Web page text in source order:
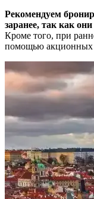
Рекомендуем
заранее, так как
Кроме того, при
помощью акционных